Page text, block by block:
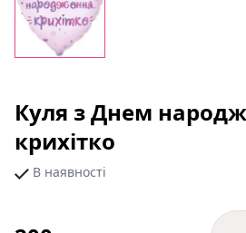
Куля з Днем
крихітко
В наявності